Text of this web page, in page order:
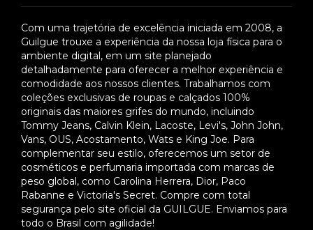
Com uma trajetória de excelência iniciada em 2008, a
Guilgue trouxe a experiência da nossa loja física para o
ambiente digital, em um site planejado
detalhadamente para oferecer a melhor experiência e
comodidade aos nossos clientes. Trabalhamos com
coleções exclusivas de roupas e calçados 100%
originais das maiores grifes do mundo, incluindo
Tommy Jeans, Calvin Klein, Lacoste, Levi's, John John,
Vans, OUS, Acostamento, Wats e King Joe. Para
complementar seu estilo, oferecemos um setor de
cosméticos e perfumaria importada com marcas de
peso global, como Carolina Herrera, Dior, Paco
Rabanne e Victoria's Secret. Compre com total
segurança pelo site oficial da GUILGUE. Enviamos para
todo o Brasil com agilidade!